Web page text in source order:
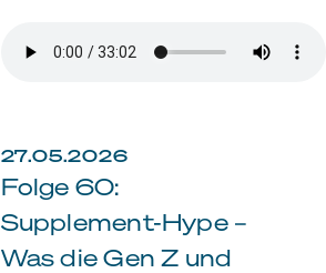
27.05.2026
Folge 60:
Supplement-Hype –
Was die Gen Z und